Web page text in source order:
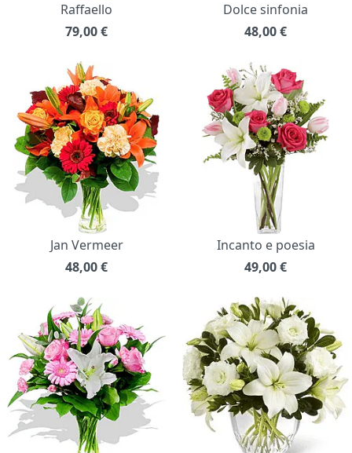
Raffaello
79,00€
Dolce sinfonia
48,00€
Jan Vermeer
48,00€
Incanto e poesia
49,00€